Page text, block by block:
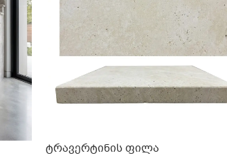
ტრავერტინის ფილა